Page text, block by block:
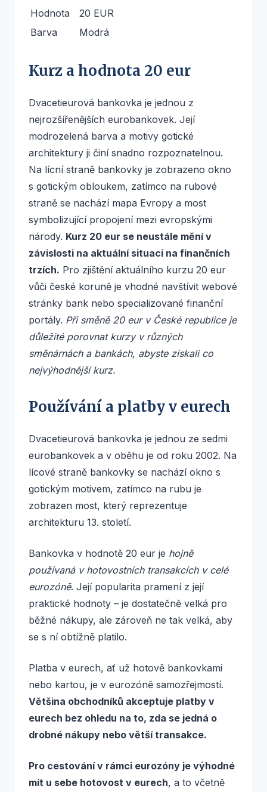
Hodnota
20 EUR
Barva
Modrá
Kurz a hodnota 20 eur
Dvacetieurová bankovka je jednou z
nejrozšířenějších eurobankovek. Její
modrozelená barva a motivy gotické
architektury ji činí snadno rozpoznatelnou.
Na lícní straně bankovky je zobrazeno okno
s gotickým obloukem, zatímco na rubové
straně se nachází mapa Evropy a most
symbolizující propojení mezi evropskými
národy. Kurz 20 eur se neustále mění v
závislosti na aktuální situaci na finančních
trzích. Pro zjištění aktuálního kurzu 20 eur
vůči české koruně je vhodné navštívit webové
stránky bank nebo specializované finanční
portály. Při směně 20 eur v České republice je
důležité porovnat kurzy v různých
směnárnách a bankách, abyste získali co
nejvýhodnější kurz.
Používání a platby v eurech
Dvacetieurová bankovka je jednou ze sedmi
eurobankovek a v oběhu je od roku 2002. Na
lícové straně bankovky se nachází okno s
gotickým motivem, zatímco na rubu je
zobrazen most, který reprezentuje
architekturu 13. století.
Bankovka v hodnotě 20 eur je hojně
používaná v hotovostních transakcích v celé
eurozóně. Její popularita pramení z její
praktické hodnoty – je dostatečně velká pro
běžné nákupy, ale zároveň ne tak velká, aby
se s ní obtížně platilo.
Platba v eurech, ať už hotově bankovkami
nebo kartou, je v eurozóně samozřejmostí.
Většina obchodníků akceptuje platby v
eurech bez ohledu na to, zda se jedná o
drobné nákupy nebo větší transakce.
Pro cestování v rámci eurozóny je výhodné
mít u sebe hotovost v eurech, a to včetně